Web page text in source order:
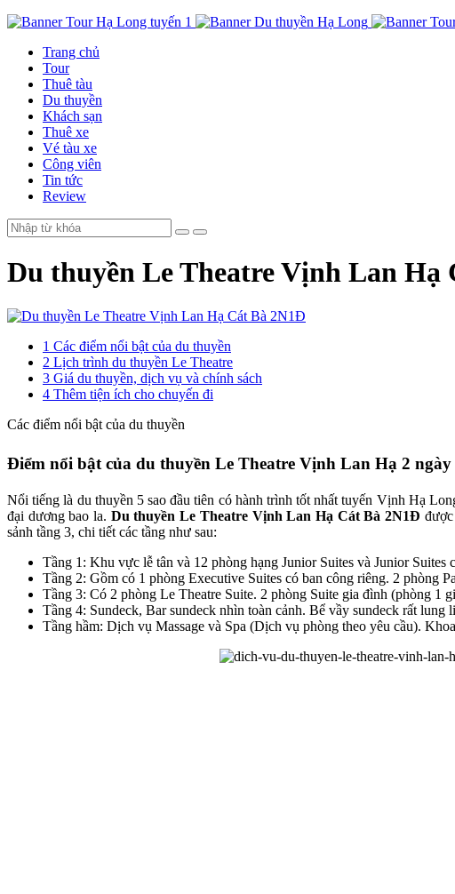
Trang chủ
Tour
Thuê tàu
Du thuyền
Khách sạn
Thuê xe
Vé tàu xe
Công viên
Tin tức
Review
Du thuyền Le Theatre Vịnh Lan Hạ
1 Các điểm nổi bật của du thuyền
2 Lịch trình du thuyền Le Theatre
3 Giá du thuyền, dịch vụ và chính sách
4 Thêm tiện ích cho chuyến đi
Các điểm nổi bật của du thuyền
Điểm nổi bật của du thuyền Le Theatre Vịnh Lan Hạ 2 ngày
Nổi tiếng là du thuyền 5 sao đầu tiên có hành trình tốt nhất tuyến Vịnh Hạ
đại dương bao la. Du thuyền Le Theatre Vịnh Lan Hạ Cát Bà 2N1Đ
sảnh tầng 3, chi tiết các tầng như sau:
Tầng 1: Khu vực lễ tân và 12 phòng hạng Junior Suites và Junior Suites
Tầng 2: Gồm có 1 phòng Executive Suites có ban công riêng. 2 phòng
Tầng 3: Có 2 phòng Le Theatre Suite. 2 phòng Suite gia đình (phòng 1
Tầng 4: Sundeck, Bar sundeck nhìn toàn cảnh. Bể vầy sundeck rất
Tầng hầm: Dịch vụ Massage và Spa (Dịch vụ phòng theo yêu cầu).